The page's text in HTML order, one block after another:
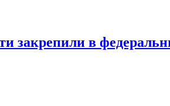
закрепили в